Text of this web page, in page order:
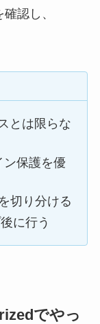
認し、
とは限らな
ン保護を優
切り分ける
に行う
でやっ